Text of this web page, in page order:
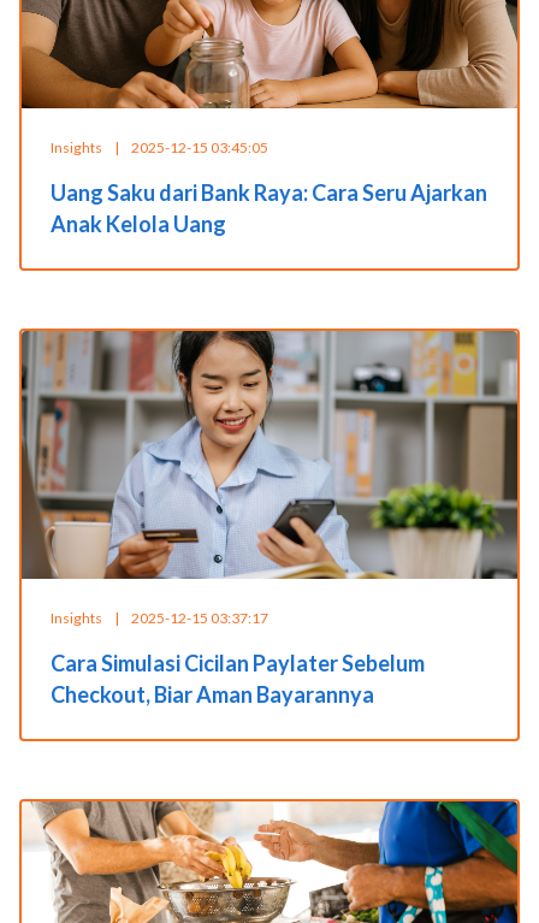
Insights | 2025-12-15 03:45:05
Uang Saku dari Bank Raya: Cara Seru Ajarkan
Anak Kelola Uang
Insights | 2025-12-15 03:37:17
Cara Simulasi Cicilan Paylater Sebelum
Checkout, Biar Aman Bayarannya